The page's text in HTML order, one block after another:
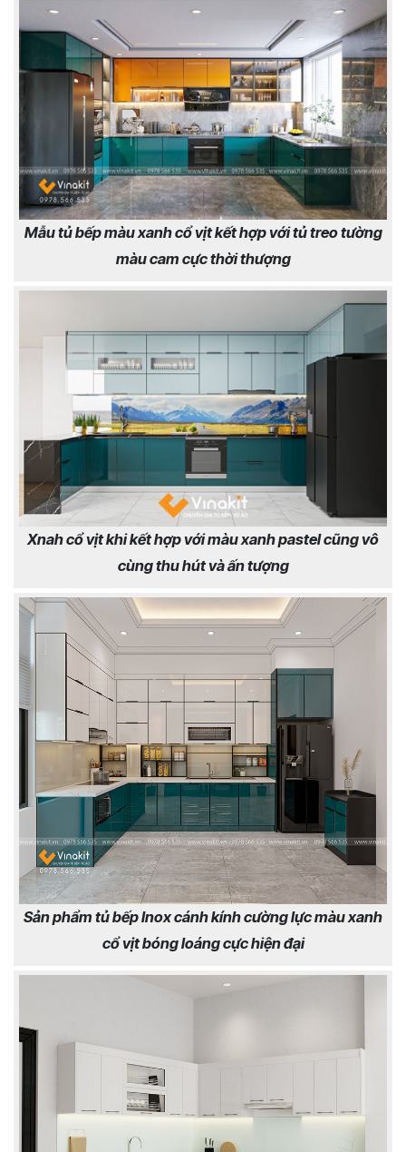
Mẫu tủ bếp màu xanh cổ vịt kết hợp với tủ treo tường
màu cam cực thời thượng
Xnah cổ vịt khi kết hợp với màu xanh pastel cũng vô
cùng thu hút và ấn tượng
Sản phẩm tủ bếp Inox cánh kính cường lực màu xanh
cổ vịt bóng loáng cực hiện đại